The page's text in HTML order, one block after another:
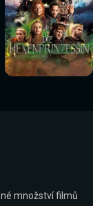
Sledovat
nyní
Sledovat
nyní
množství filmů